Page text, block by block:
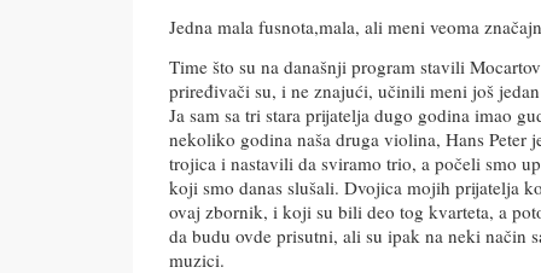
Jedna mala fusnota,mala, ali meni veoma
Time što su na današnji program stavili
priređivači su, i ne znajući, učinili meni još
Ja sam sa tri stara prijatelja dugo godina imao
nekoliko godina naša druga violina, Hans Peter
trojica i nastavili da sviramo trio, a počeli smo
koji smo danas slušali. Dvojica mojih prijatelja
ovaj zbornik, i koji su bili deo tog kvarteta, a
da budu ovde prisutni, ali su ipak na neki način
muzici.